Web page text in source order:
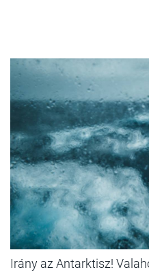
Irány az Antarktisz!